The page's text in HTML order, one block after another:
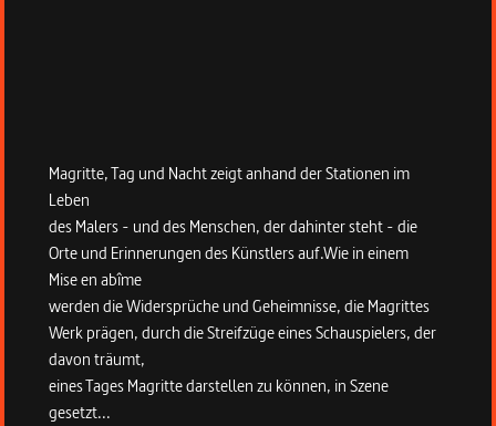
Magritte, Tag und Nacht zeigt anhand der Stationen im
Leben
des Malers - und des Menschen, der dahinter steht - die
Orte und Erinnerungen des Künstlers auf.Wie in einem
Mise en abîme
werden die Widersprüche und Geheimnisse, die Magrittes
Werk prägen, durch die Streifzüge eines Schauspielers, der
davon träumt,
eines Tages Magritte darstellen zu können, in Szene
gesetzt...